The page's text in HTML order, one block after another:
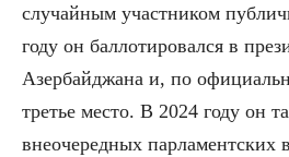
случайным участником
году он баллотировался в
Азербайджана и, по
третье место. В 2024 году он
внеочередных парламентских